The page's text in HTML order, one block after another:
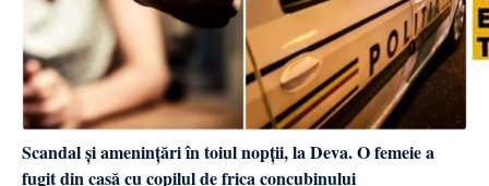
Scandal și amenințări în toiul nopții, la Deva. O femeie a
fugit din casă cu copilul de frica concubinului